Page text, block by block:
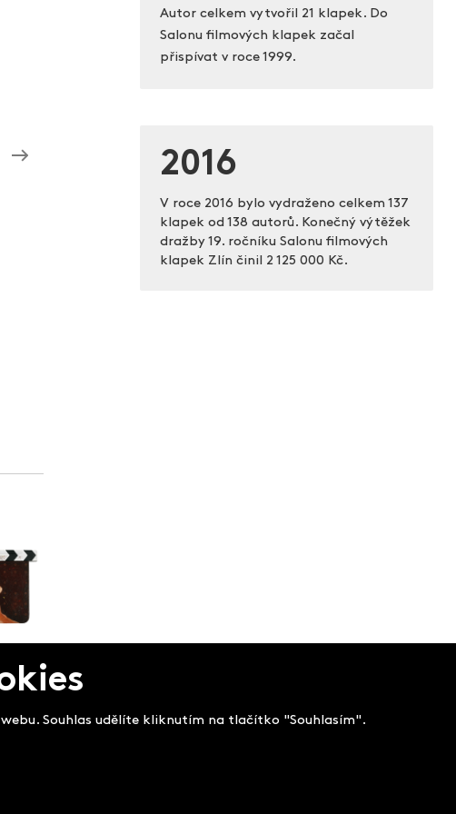
Autor celkem vytvořil 21 klapek. Do
Salonu filmových klapek začal
přispívat v roce 1999.
2016
V roce 2016 bylo vydraženo celkem 137
klapek od 138 autorů. Konečný výtěžek
dražby 19. ročníku Salonu filmových
klapek Zlín činil 2 125 000 Kč.
Souhlas udělíte kliknutím na tlačítko "Souhlasím".